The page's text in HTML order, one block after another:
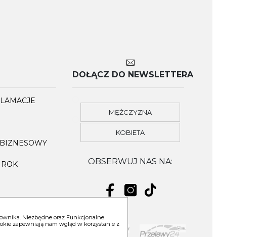
DOŁĄCZ DO NEWSLETTERA
MĘŻCZYZNA
KOBIETA
OBSERWUJ NAS NA:
Niezbędne oraz Funkcjonalne
zapewniają nam wgląd w korzystanie z